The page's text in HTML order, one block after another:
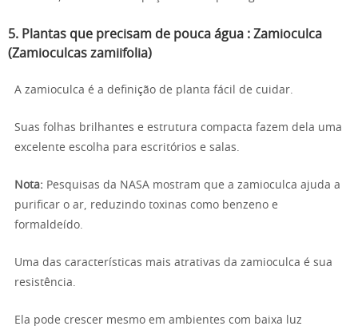
5. Plantas que precisam de pouca água : Zamioculca
(Zamioculcas zamiifolia)
A zamioculca é a definição de planta fácil de cuidar.
Suas folhas brilhantes e estrutura compacta fazem dela uma
excelente escolha para escritórios e salas.
Nota: Pesquisas da NASA mostram que a zamioculca ajuda a
purificar o ar, reduzindo toxinas como benzeno e
formaldeído.
Uma das características mais atrativas da zamioculca é sua
resistência.
Ela pode crescer mesmo em ambientes com baixa luz